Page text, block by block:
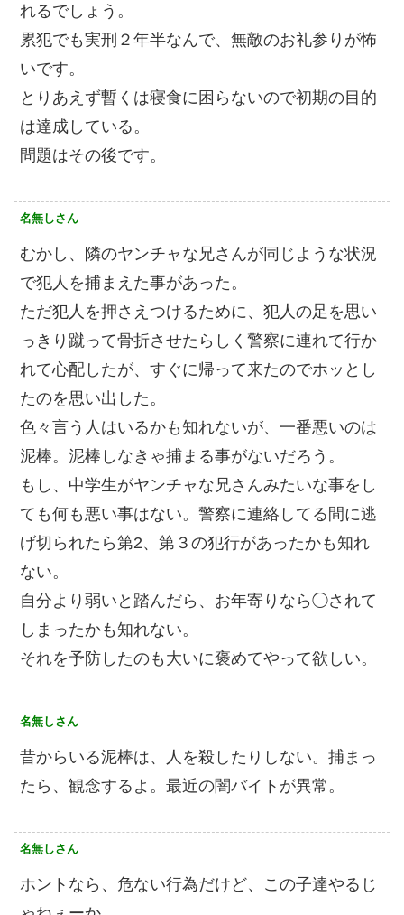
れるでしょう。
累犯でも実刑２年半なんで、無敵のお礼参りが怖
いです。
とりあえず暫くは寝食に困らないので初期の目的
は達成している。
問題はその後です。
名無しさん
むかし、隣のヤンチャな兄さんが同じような状況
で犯人を捕まえた事があった。
ただ犯人を押さえつけるために、犯人の足を思い
っきり蹴って骨折させたらしく警察に連れて行か
れて心配したが、すぐに帰って来たのでホッとし
たのを思い出した。
色々言う人はいるかも知れないが、一番悪いのは
泥棒。泥棒しなきゃ捕まる事がないだろう。
もし、中学生がヤンチャな兄さんみたいな事をし
ても何も悪い事はない。警察に連絡してる間に逃
げ切られたら第2、第３の犯行があったかも知れ
ない。
自分より弱いと踏んだら、お年寄りなら◯されて
しまったかも知れない。
それを予防したのも大いに褒めてやって欲しい。
名無しさん
昔からいる泥棒は、人を殺したりしない。捕まっ
たら、観念するよ。最近の闇バイトが異常。
名無しさん
ホントなら、危ない行為だけど、この子達やるじ